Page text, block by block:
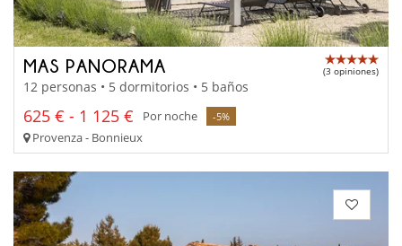
MAS PANORAMA (3 opiniones)
12 personas • 5 dormitorios • 5 baños
625 € - 1 125 € Por noche -5%
Provenza - Bonnieux